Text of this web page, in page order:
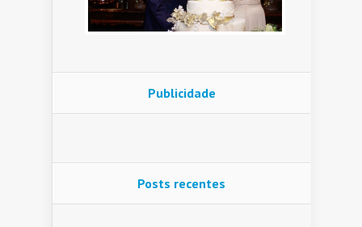
Publicidade
Posts recentes